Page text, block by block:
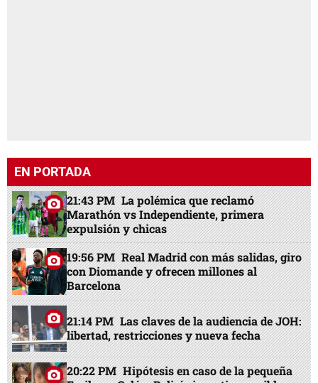
EN PORTADA
21:43 PM La polémica que reclamó
Marathón vs Independiente, primera
expulsión y chicas
19:56 PM Real Madrid con más salidas, giro
con Diomande y ofrecen millones al
Barcelona
21:14 PM Las claves de la audiencia de JOH:
libertad, restricciones y nueva fecha
20:22 PM Hipótesis en caso de la pequeña